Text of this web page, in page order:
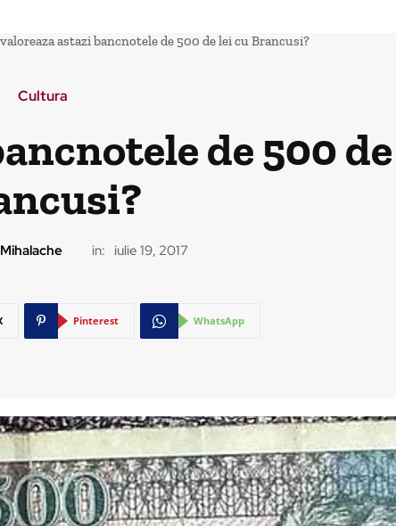
astazi bancnotele de 500 de lei cu Brancusi?
Cultura
de 500
in: iulie 19, 2017
Pinterest WhatsApp